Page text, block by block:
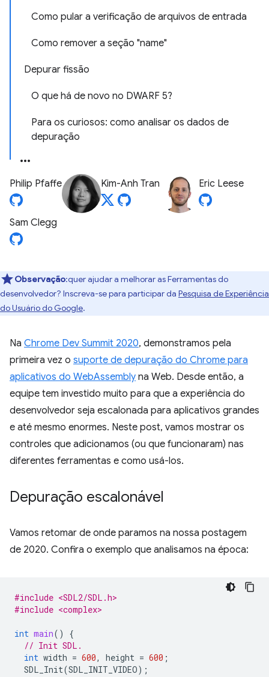
Como pular a verificação de arquivos de entrada
Como remover a seção "name"
Depurar fissão
O que há de novo no DWARF 5?
Para os curiosos: como analisar os dados de
depuração
Philip Pfaffe Kim-Anh Tran Eric Leese
Sam Clegg
Observação:quer ajudar a melhorar as Ferramentas do
desenvolvedor? Inscreva-se para participar da Pesquisa de Experiência
do Usuário do Google.
Na Chrome Dev Summit 2020, demonstramos pela
primeira vez o suporte de depuração do Chrome para
aplicativos do WebAssembly na Web. Desde então, a
equipe tem investido muito para que a experiência do
desenvolvedor seja escalonada para aplicativos grandes
e até mesmo enormes. Neste post, vamos mostrar os
controles que adicionamos (ou que funcionaram) nas
diferentes ferramentas e como usá-los.
Depuração escalonável
Vamos retomar de onde paramos na nossa postagem
de 2020. Confira o exemplo que analisamos na época:
#include <SDL2/SDL.h>
#include <complex>
int main()
{
// Init SDL.
int width = 600, height = 600 ;
SDL_Init(SDL_INIT_VIDEO);